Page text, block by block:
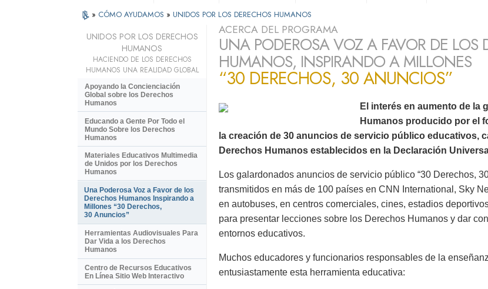
» CÓMO AYUDAMOS » UNIDOS POR LOS DERECHOS HUMANOS
ACERCA DEL PROGRAMA
UNA PODEROSA VOZ A FAVOR DE LOS
HUMANOS, INSPIRANDO A MILLONES
“30 DERECHOS, 30 ANUNCIOS”
El interés en aumento de la
Humanos producido por el
la creación de 30 anuncios de servicio público educativos,
Derechos Humanos establecidos en la Declaración
Los galardonados anuncios de servicio público “30 Derechos,
transmitidos en más de 100 países en CNN International, Sky
en autobuses, en centros comerciales, cines, estadios
para presentar lecciones sobre los Derechos Humanos y dar
entornos educativos.
Muchos educadores y funcionarios responsables de la
entusiastamente esta herramienta educativa:
UNIDOS POR LOS DERECHOS
HUMANOS
HACIENDO DE LOS DERECHOS
HUMANOS UNA REALIDAD GLOBAL
Apoyando la Concienciación
Global sobre los Derechos
Humanos
Educando a Gente Por Todo el
Mundo Sobre los Derechos
Humanos
Materiales Educativos Multimedia
de Unidos por los Derechos
Humanos
Una Poderosa Voz a Favor de los
Derechos Humanos Inspirando a
Millones “30 Derechos,
30 Anuncios”
Herramientas Audiovisuales Para
Dar Vida a los Derechos
Humanos
Centro de Recursos Educativos
En Línea Sitio Web Interactivo